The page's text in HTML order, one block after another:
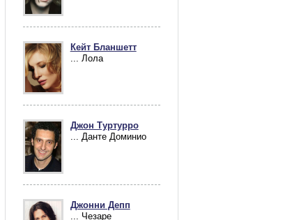
Кейт Бланшетт
... Лола
Джон Туртурро
... Данте Доминио
Джонни Депп
... Чезаре